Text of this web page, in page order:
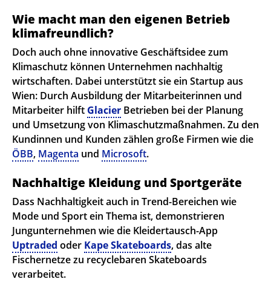
Wie macht man den eigenen Betrieb
klimafreundlich?
Doch auch ohne innovative Geschäftsidee zum
Klimaschutz können Unternehmen nachhaltig
wirtschaften. Dabei unterstützt sie ein Startup aus
Wien: Durch Ausbildung der Mitarbeiterinnen und
Mitarbeiter hilft Glacier Betrieben bei der Planung
und Umsetzung von Klimaschutzmaßnahmen. Zu den
Kundinnen und Kunden zählen große Firmen wie die
ÖBB, Magenta und Microsoft.
Nachhaltige Kleidung und Sportgeräte
Dass Nachhaltigkeit auch in Trend-Bereichen wie
Mode und Sport ein Thema ist, demonstrieren
Jungunternehmen wie die Kleidertausch-App
Uptraded oder Kape Skateboards, das alte
Fischernetze zu recyclebaren Skateboards
verarbeitet.